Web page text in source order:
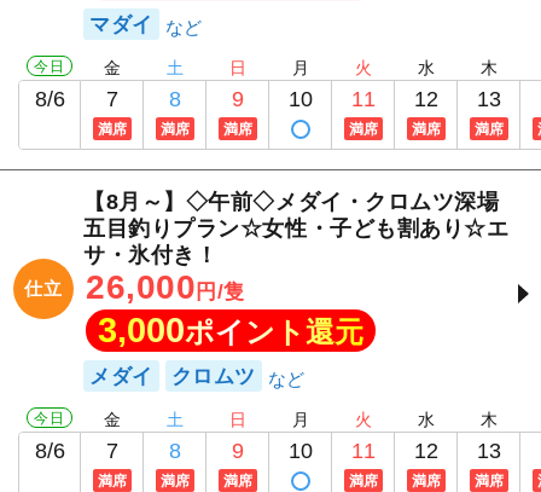
マダイ
今日
8/6
金
7
満席
土
8
満席
日
9
満席
月
10
火
11
満席
水
12
満席
木
13
満席
仕立
【8月～】◇午前◇メダイ・クロムツ深場
五目釣りプラン☆女性・子ども割あり☆エ
サ・氷付き！
26,000 円/隻
3,000ポイント還元
メダイ クロムツ
今日
8/6
金
7
満席
土
8
満席
日
9
満席
月
10
火
11
満席
水
12
満席
木
13
満席